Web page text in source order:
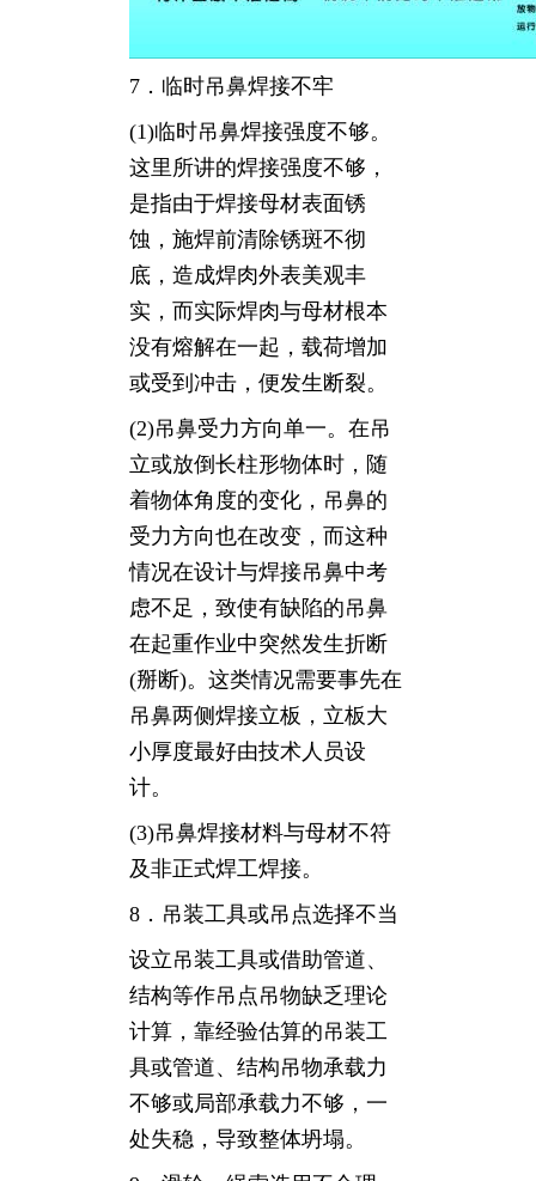
7．临时吊鼻焊接不牢
(1)临时吊鼻焊接强度不够。
这里所讲的焊接强度不够，
是指由于焊接母材表面锈
蚀，施焊前清除锈斑不彻
底，造成焊肉外表美观丰
实，而实际焊肉与母材根本
没有熔解在一起，载荷增加
或受到冲击，便发生断裂。
(2)吊鼻受力方向单一。在吊
立或放倒长柱形物体时，随
着物体角度的变化，吊鼻的
受力方向也在改变，而这种
情况在设计与焊接吊鼻中考
虑不足，致使有缺陷的吊鼻
在起重作业中突然发生折断
(掰断)。这类情况需要事先在
吊鼻两侧焊接立板，立板大
小厚度最好由技术人员设
计。
(3)吊鼻焊接材料与母材不符
及非正式焊工焊接。
8．吊装工具或吊点选择不当
设立吊装工具或借助管道、
结构等作吊点吊物缺乏理论
计算，靠经验估算的吊装工
具或管道、结构吊物承载力
不够或局部承载力不够，一
处失稳，导致整体坍塌。